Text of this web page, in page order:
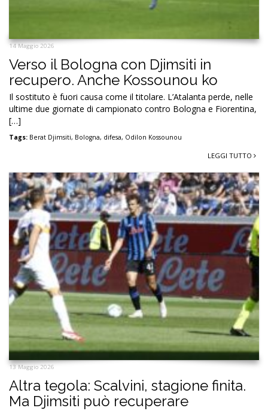
14 Maggio 2026
Verso il Bologna con Djimsiti in
recupero. Anche Kossounou ko
Il sostituto è fuori causa come il titolare. L’Atalanta perde, nelle
ultime due giornate di campionato contro Bologna e Fiorentina,
[…]
Tags: Berat Djimsiti, Bologna, difesa, Odilon Kossounou
LEGGI TUTTO
13 Maggio 2026
Altra tegola: Scalvini, stagione finita.
Ma Djimsiti può recuperare